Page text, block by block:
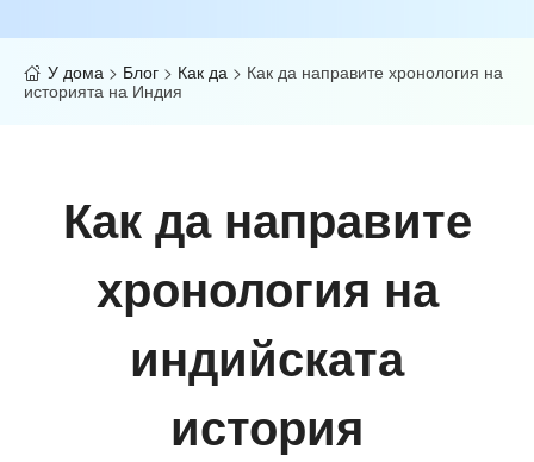
У дома > Блог > Как да > Как да направите хронология на
историята на Индия
Как да направите
хронология на
индийската
история